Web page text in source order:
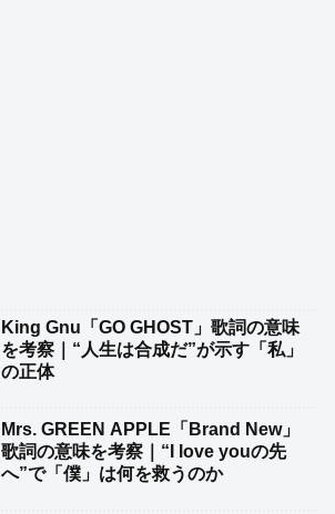
King Gnu「GO GHOST」歌詞の意味
を考察｜“人生は合成だ”が示す「私」
の正体
Mrs. GREEN APPLE「Brand New」
歌詞の意味を考察｜“I love youの先
へ”で「僕」は何を救うのか